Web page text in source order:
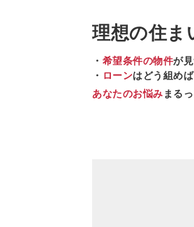
理想の住ま
・ 希望条件の物件が
・ ローンはどう組め
あなたのお悩み まる